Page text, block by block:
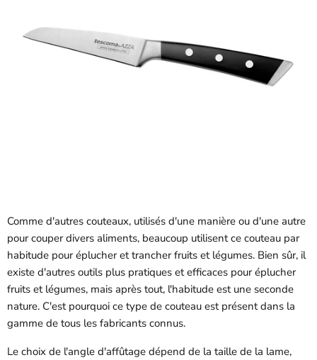
Comme d'autres couteaux, utilisés d'une manière ou d'une autre
pour couper divers aliments, beaucoup utilisent ce couteau par
habitude pour éplucher et trancher fruits et légumes. Bien sûr, il
existe d'autres outils plus pratiques et efficaces pour éplucher
fruits et légumes, mais après tout, l'habitude est une seconde
nature. C'est pourquoi ce type de couteau est présent dans la
gamme de tous les fabricants connus.
Le choix de l'angle d'affûtage dépend de la taille de la lame,